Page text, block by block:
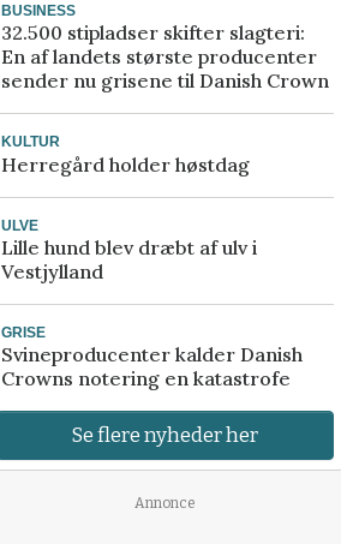
BUSINESS
32.500 stipladser skifter slagteri:
En af landets største producenter
sender nu grisene til Danish Crown
KULTUR
Herregård holder høstdag
ULVE
Lille hund blev dræbt af ulv i
Vestjylland
GRISE
Svineproducenter kalder Danish
Crowns notering en katastrofe
Se flere nyheder her
Annonce